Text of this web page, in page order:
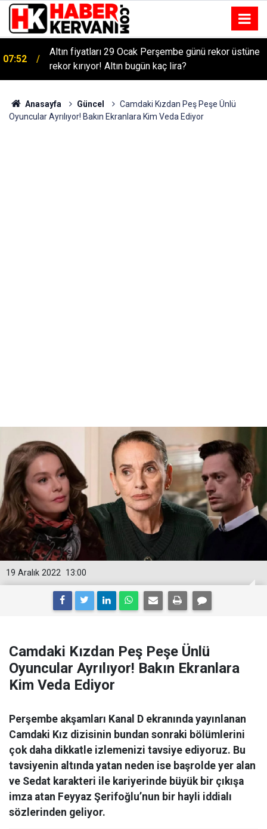
07:52
Altın fiyatları 29 Ocak Perşembe günü rekor üstüne
rekor kırıyor! Altın bugün kaç lira?
Anasayfa Güncel
Camdaki Kızdan Peş Peşe Ünlü
Oyuncular Ayrılıyor! Bakın Ekranlara Kim Veda Ediyor
13:00
19 Aralık 2022
Camdaki Kızdan Peş Peşe Ünlü
Oyuncular Ayrılıyor! Bakın Ekranlara
Kim Veda Ediyor
Perşembe akşamları Kanal D ekranında yayınlanan
Camdaki Kız dizisinin bundan sonraki bölümlerini
çok daha dikkatle izlemenizi tavsiye ediyoruz. Bu
tavsiyenin altında yatan neden ise başrolde yer alan
ve Sedat karakteri ile kariyerinde büyük bir çıkışa
imza atan Feyyaz Şerifoğlu’nun bir hayli iddialı
sözlerinden geliyor.